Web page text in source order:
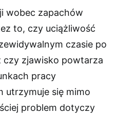
wobec zapachów
to, czy uciążliwość
czasie po
czy zjawisko powtarza
pracy
utrzymuje się mimo
problem dotyczy